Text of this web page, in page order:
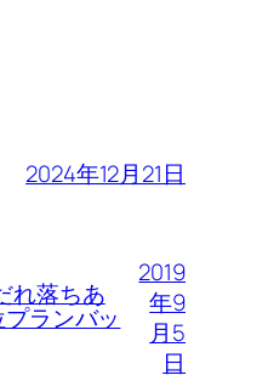
2024年12月21日
れ落ちあ
ランバッ
2019
年9
月5
日